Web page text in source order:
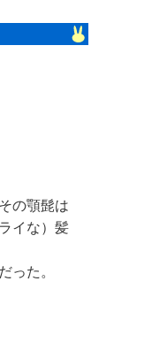
の顎髭は
イな）髪
った。